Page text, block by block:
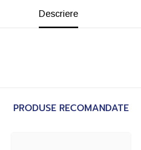
Descriere
PRODUSE RECOMANDATE